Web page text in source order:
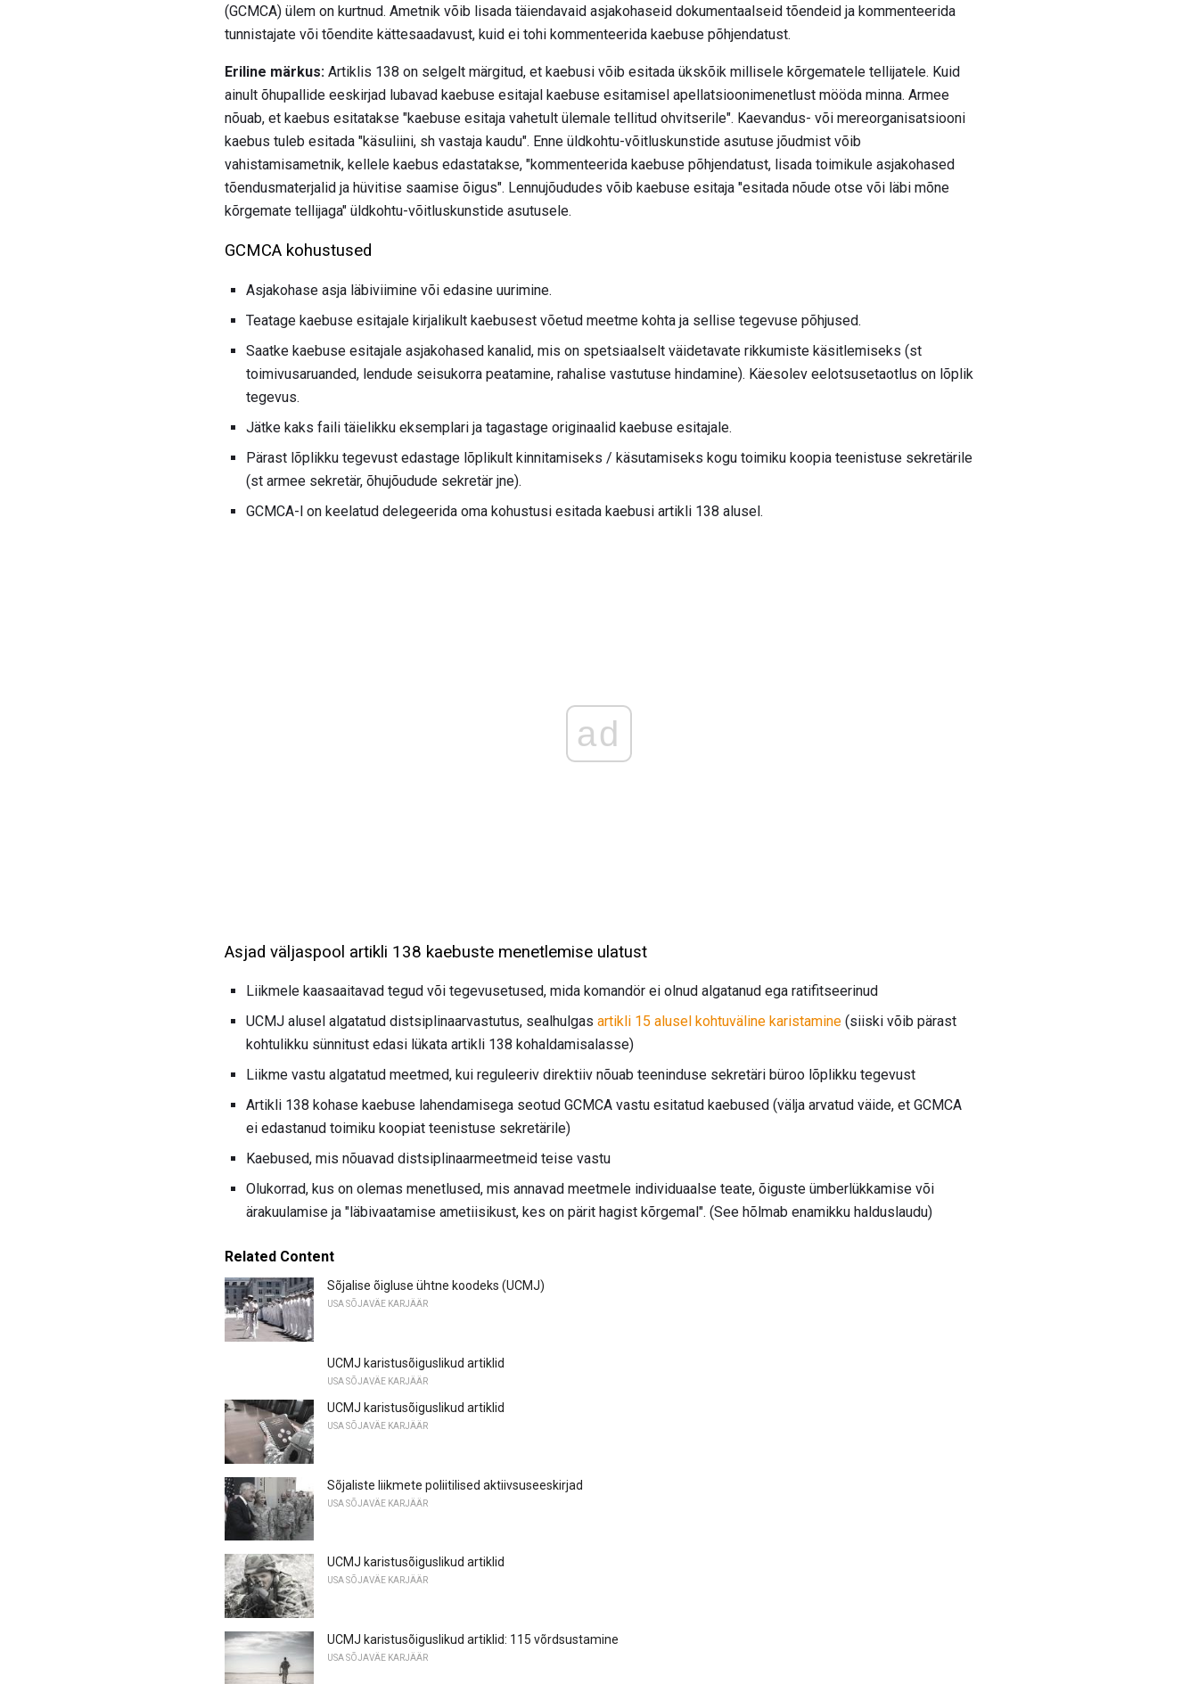
(GCMCA) ülem on kurtnud. Ametnik võib lisada täiendavaid asjakohaseid dokumentaalseid tõendeid ja kommenteerida
tunnistajate või tõendite kättesaadavust, kuid ei tohi kommenteerida kaebuse põhjendatust.
Eriline märkus: Artiklis 138 on selgelt märgitud, et kaebusi võib esitada ükskõik millisele kõrgematele tellijatele. Kuid
ainult õhupallide eeskirjad lubavad kaebuse esitajal kaebuse esitamisel apellatsioonimenetlust mööda minna. Armee
nõuab, et kaebus esitatakse "kaebuse esitaja vahetult ülemale tellitud ohvitserile". Kaevandus- või mereorganisatsiooni
kaebus tuleb esitada "käsuliini, sh vastaja kaudu". Enne üldkohtu-võitluskunstide asutuse jõudmist võib
vahistamisametnik, kellele kaebus edastatakse, "kommenteerida kaebuse põhjendatust, lisada toimikule asjakohased
tõendusmaterjalid ja hüvitise saamise õigus". Lennujõududes võib kaebuse esitaja "esitada nõude otse või läbi mõne
kõrgemate tellijaga" üldkohtu-võitluskunstide asutusele.
GCMCA kohustused
Asjakohase asja läbiviimine või edasine uurimine.
Teatage kaebuse esitajale kirjalikult kaebusest võetud meetme kohta ja sellise tegevuse põhjused.
Saatke kaebuse esitajale asjakohased kanalid, mis on spetsiaalselt väidetavate rikkumiste käsitlemiseks (st
toimivusaruanded, lendude seisukorra peatamine, rahalise vastutuse hindamine). Käesolev eelotsusetaotlus on lõplik
tegevus.
Jätke kaks faili täielikku eksemplari ja tagastage originaalid kaebuse esitajale.
Pärast lõplikku tegevust edastage lõplikult kinnitamiseks / käsutamiseks kogu toimiku koopia teenistuse sekretärile
(st armee sekretär, õhujõudude sekretär jne).
GCMCA-l on keelatud delegeerida oma kohustusi esitada kaebusi artikli 138 alusel.
ad
Asjad väljaspool artikli 138 kaebuste menetlemise ulatust
Liikmele kaasaaitavad tegud või tegevusetused, mida komandör ei olnud algatanud ega ratifitseerinud
UCMJ alusel algatatud distsiplinaarvastutus, sealhulgas artikli 15 alusel kohtuväline karistamine (siiski võib pärast
kohtulikku sünnitust edasi lükata artikli 138 kohaldamisalasse)
Liikme vastu algatatud meetmed, kui reguleeriv direktiiv nõuab teeninduse sekretäri büroo lõplikku tegevust
Artikli 138 kohase kaebuse lahendamisega seotud GCMCA vastu esitatud kaebused (välja arvatud väide, et GCMCA
ei edastanud toimiku koopiat teenistuse sekretärile)
Kaebused, mis nõuavad distsiplinaarmeetmeid teise vastu
Olukorrad, kus on olemas menetlused, mis annavad meetmele individuaalse teate, õiguste ümberlükkamise või
ärakuulamise ja "läbivaatamise ametiisikust, kes on pärit hagist kõrgemal". (See hõlmab enamikku halduslaudu)
Related Content
Sõjalise õigluse ühtne koodeks (UCMJ)
USA SÕJAVÄE KARJÄÄR
UCMJ karistusõiguslikud artiklid
USA SÕJAVÄE KARJÄÄR
UCMJ karistusõiguslikud artiklid
USA SÕJAVÄE KARJÄÄR
Sõjaliste liikmete poliitilised aktiivsuseeskirjad
USA SÕJAVÄE KARJÄÄR
UCMJ karistusõiguslikud artiklid
USA SÕJAVÄE KARJÄÄR
UCMJ karistusõiguslikud artiklid: 115 võrdsustamine
USA SÕJAVÄE KARJÄÄR